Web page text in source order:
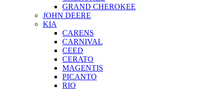
GRAND CHEROKEE
JOHN DEERE
KIA
CARENS
CARNIVAL
CEED
CERATO
MAGENTIS
PICANTO
RIO